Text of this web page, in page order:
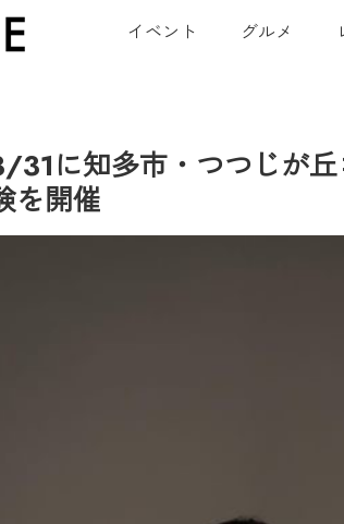
イベント グルメ
31に知多市・つつじが
を開催